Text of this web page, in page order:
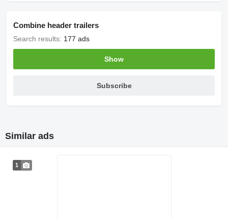
Combine header trailers
Search results: 177 ads
Show
Subscribe
Similar ads
1